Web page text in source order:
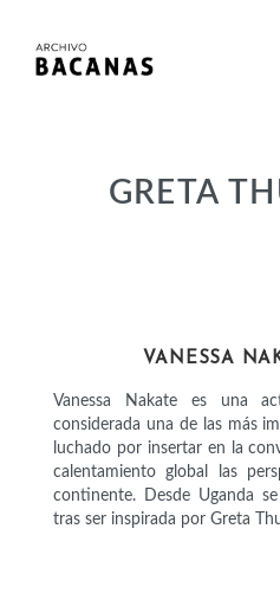
GRETA
VANESSA
Vanessa Nakate es una
considerada una de las más
luchado por insertar en la
calentamiento global las
continente. Desde Uganda
tras ser inspirada por Greta